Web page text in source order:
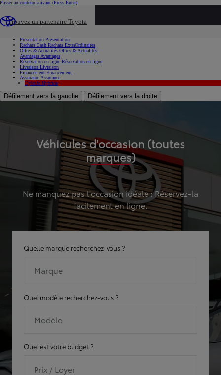
Passer au contenu suivant (Press Enter)
Trouvez un partenaire Toyota
Présentation Présentation
Rachats Cash Rachats ExtraOrdinaires
Offres & Actualités Offres & Actualités
Avantages Avantages
Réservation en ligne Réservation en ligne
Livraison Livraison
Financement Financement
Assurance Assurance
Hybride Hybride
Défilement vers la gauche Défilement vers la droite
Véhicules d'occasion (toutes
marques)
Ne manquez pas l'occasion idéale : Réservez-la
facilement en ligne.
Quelle marque recherchez-vous ?
Marque
Quel modèle recherchez-vous ?
Modèle
Quel est votre budget ?
Prix / Loyer